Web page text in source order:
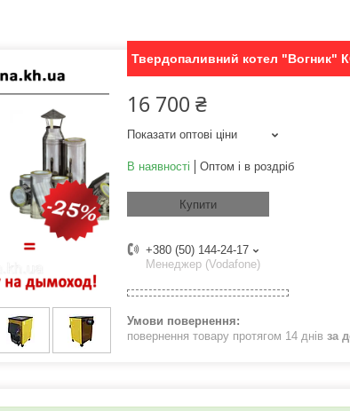
Твердопаливний котел "Вогник"
16 700 ₴
Показати оптові ціни
В наявності Оптом і в роздріб
Купити
+380 (50) 144-24-17
Менеджер (Vodafone)
повернення товару протягом 14 днів за